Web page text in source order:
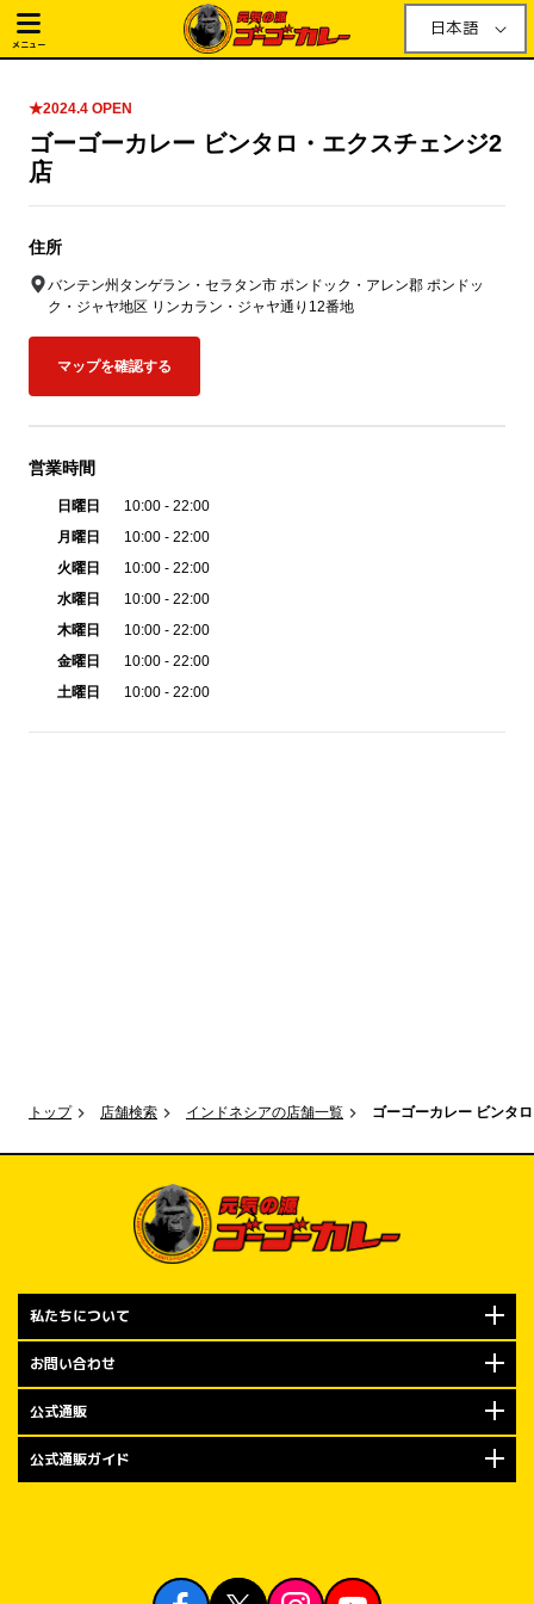
メニュー
日本語
トップ 店舗検索 インドネシアの店舗一覧 ゴーゴーカレー ビンタ
★2024.4 OPEN
ゴーゴーカレー ビンタロ・エクスチェンジ2
店
住所
バンテン州タンゲラン・セラタン市 ポンドック・アレン郡 ポンドッ
ク・ジャヤ地区 リンカラン・ジャヤ通り12番地
マップを確認する
営業時間
日曜日
10:00 - 22:00
月曜日
10:00 - 22:00
火曜日
10:00 - 22:00
水曜日
10:00 - 22:00
木曜日
10:00 - 22:00
金曜日
10:00 - 22:00
土曜日
10:00 - 22:00
私たちについて
お問い合わせ
公式通販
公式通販ガイド